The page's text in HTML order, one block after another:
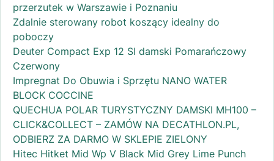
przerzutek w Warszawie i Poznaniu
Zdalnie sterowany robot koszący idealny do
poboczy
Deuter Compact Exp 12 Sl damski Pomarańczowy
Czerwony
Impregnat Do Obuwia i Sprzętu NANO WATER
BLOCK COCCINE
QUECHUA POLAR TURYSTYCZNY DAMSKI MH100 –
CLICK&COLLECT – ZAMÓW NA DECATHLON.PL,
ODBIERZ ZA DARMO W SKLEPIE ZIELONY
Hitec Hitket Mid Wp V Black Mid Grey Lime Punch